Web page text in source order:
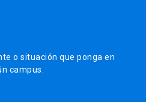
o situación que ponga en
campus.